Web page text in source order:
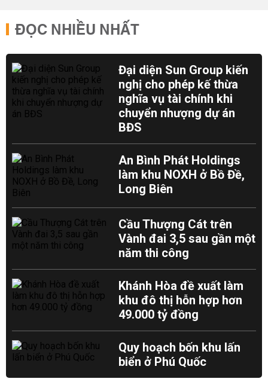
ĐỌC NHIỀU NHẤT
Đại diện Sun Group kiến
nghị cho phép kế thừa
nghĩa vụ tài chính khi
chuyển nhượng dự án
BĐS
An Bình Phát Holdings
làm khu NOXH ở Bồ Đề,
Long Biên
Cầu Thượng Cát trên
Vành đai 3,5 sau gần một
năm thi công
Khánh Hòa đề xuất làm
khu đô thị hỗn hợp hơn
49.000 tỷ đồng
Quy hoạch bốn khu lấn
biển ở Phú Quốc